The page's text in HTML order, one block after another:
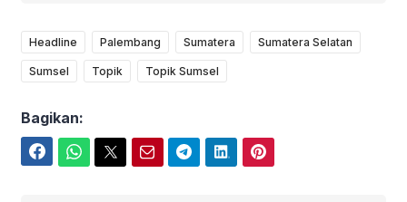
Headline Palembang Sumatera Sumatera Selatan
Sumsel Topik Topik Sumsel
Bagikan: